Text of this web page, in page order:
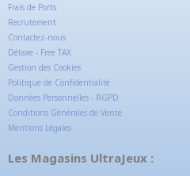
Frais de Ports
Recrutement
Contactez-nous
Détaxe - Free TAX
Gestion des Cookies
Politique de Confidentialité
Données Personnelles - RGPD
Conditions Générales de Vente
Mentions Légales
Les Magasins UltraJeux :